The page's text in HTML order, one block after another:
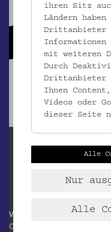
Volkskundemuseum Wien
Otto Wagner Areal
ihren Sitz
Ländern
Drittanbieter
Informationen
mit weiteren
Durch
Drittanbieter
Ihnen
Videos oder
dieser Seite
Alle
Nur
Alle